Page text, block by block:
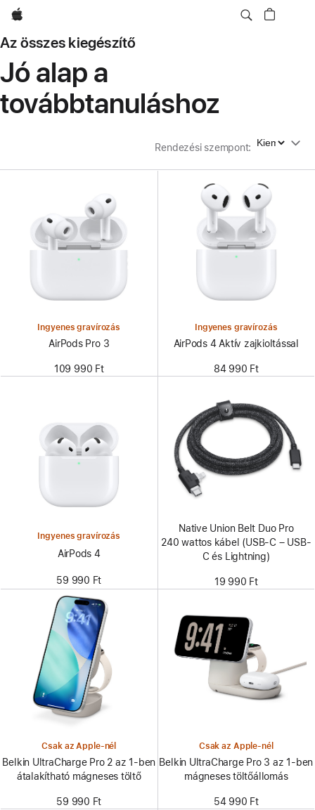
Apple
Az összes kiegészítő
Jó alap a
továbbtanuláshoz
Rendezési szempont: Rendezési szempont
Ingyenes gravírozás
AirPods Pro 3
109 990 Ft
Ingyenes gravírozás
AirPods 4 Aktív zajkioltással
84 990 Ft
Ingyenes gravírozás
AirPods 4
59 990 Ft
Native Union Belt Duo Pro
240 wattos kábel (USB-C – USB-
C és Lightning)
19 990 Ft
Csak az Apple-nél
Belkin UltraCharge Pro 2 az 1-ben
átalakítható mágneses töltő
59 990 Ft
Csak az Apple-nél
Belkin UltraCharge Pro 3 az 1-ben
mágneses töltőállomás
54 990 Ft